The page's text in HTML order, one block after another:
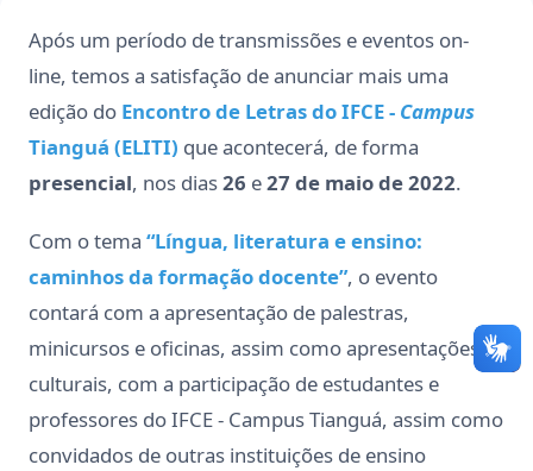
Após um período de transmissões e eventos on-
line, temos a satisfação de anunciar mais uma
edição do Encontro de Letras do IFCE - Campus
Tianguá (ELITI) que acontecerá, de forma
presencial, nos dias26 e27 de maio de 2022.
Com o tema “Língua, literatura e ensino:
caminhos da formação docente”, o evento
contará com a apresentação de palestras,
minicursos e oficinas, assim como apresentações
culturais, com a participação de estudantes e
professores do IFCE - Campus Tianguá, assim como
convidados de outras instituições de ensino